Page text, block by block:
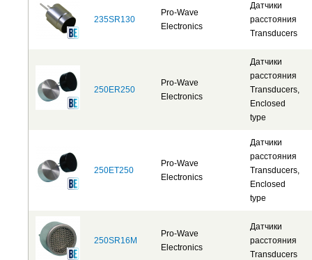
235SR130
Pro-Wave
Electronics
Датчики
расстояния
Transducers
250ER250
Pro-Wave
Electronics
Датчики
расстояния
Transducers,
Enclosed
type
250ET250
Pro-Wave
Electronics
Датчики
расстояния
Transducers,
Enclosed
type
250SR16M
Pro-Wave
Electronics
Датчики
расстояния
Transducers